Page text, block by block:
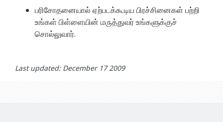
பரிசோதனையால் ஏற்படக்கூடிய பிரச்சினைகள் பற்றி
உங்கள் பிள்ளையின் மருத்துவர் உங்களுக்குச்
சொல்லுவார்.
Last updated: December 17 2009